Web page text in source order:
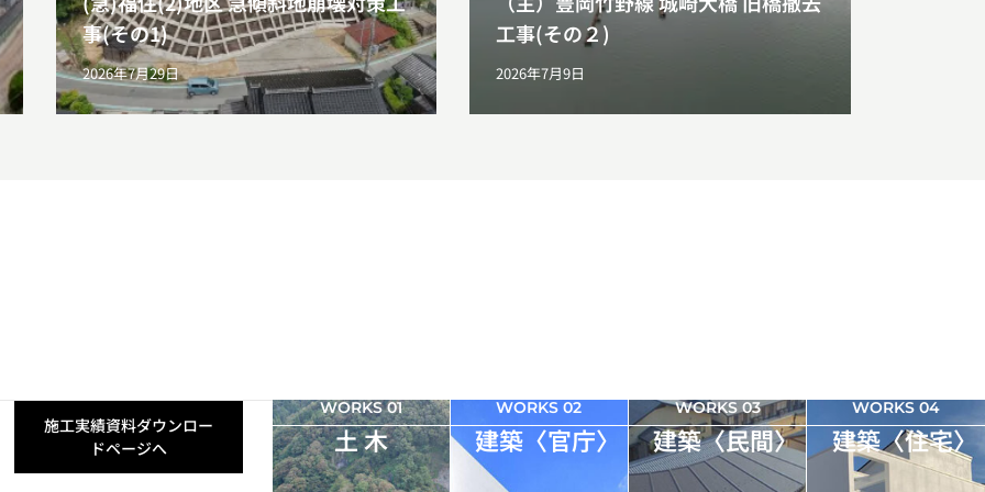
事(その1)
2026年7月29日
工事(その２)
2026年7月9日
施工実績資料ダウンロー
ドページへ
WORKS 01
土 木
WORKS 02
建築〈官庁〉
WORKS 03
建築〈民間〉
WORKS 04
建築〈住宅〉